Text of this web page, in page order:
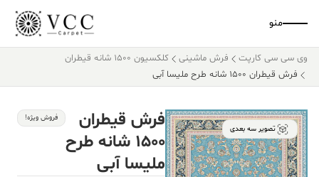
منو
وی سی سی کارپت فرش ماشینی
کلکسیون ۱۵۰۰ شانه قیطران
فرش قیطران ۱۵۰۰ شانه طرح ملیسا آبی
تصویر سه بعدی
فرش قیطران
۱۵۰۰ شانه طرح
ملیسا آبی
فروش ویژه!